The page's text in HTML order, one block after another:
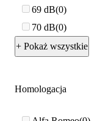
69 dB 0
70 dB 0
+ Pokaż wszystkie
Homologacja